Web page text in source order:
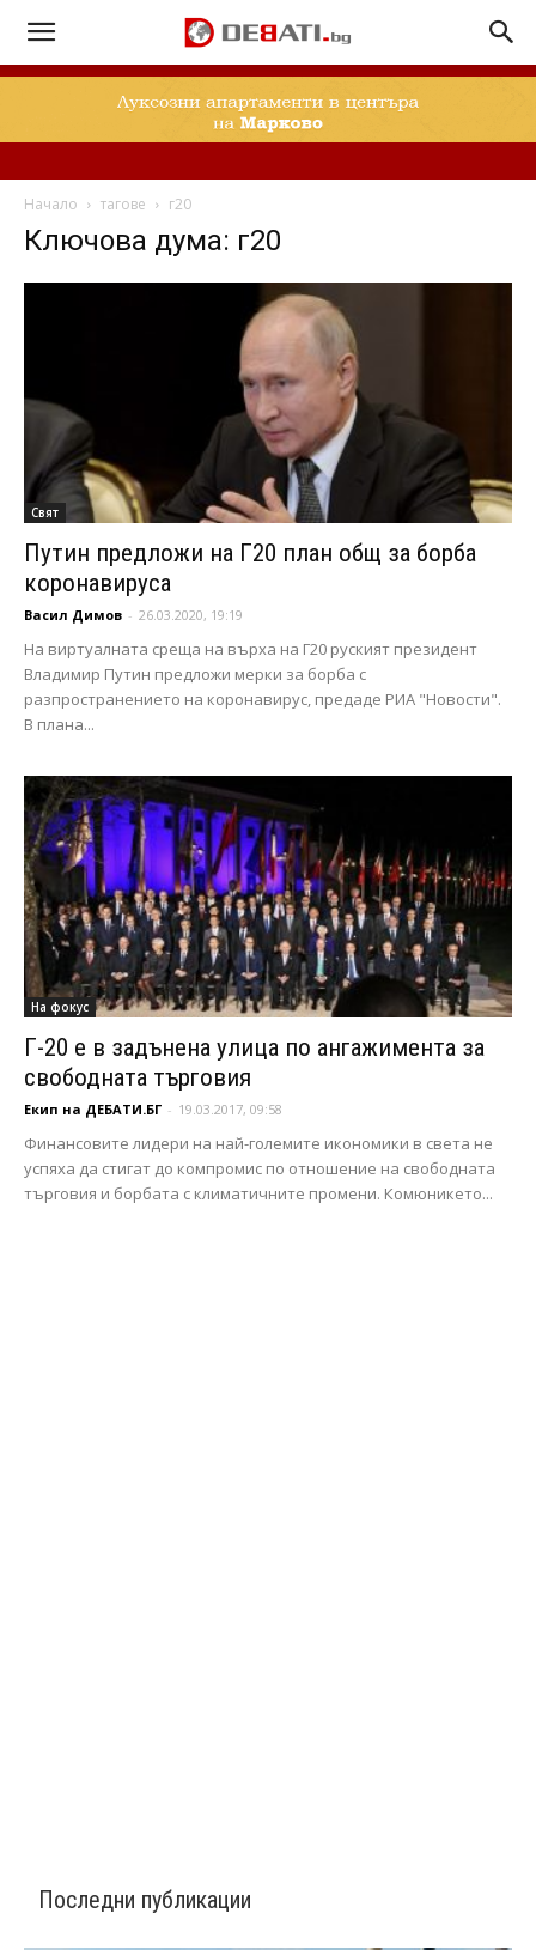
Начало тагове г20
Ключова дума: г20
Свят
Путин предложи на Г20 план общ за борба
коронавируса
Васил Димов - 26.03.2020, 19:19
На виртуалната среща на върха на Г20 руският президент
Владимир Путин предложи мерки за борба с
разпространението на коронавирус, предаде РИА "Новости".
В плана...
На фокус
Г-20 е в задънена улица по ангажимента за
свободната търговия
Екип на ДЕБАТИ.БГ - 19.03.2017, 09:58
Финансовите лидери на най-големите икономики в света не
успяха да стигат до компромис по отношение на свободната
търговия и борбата с климатичните промени. Комюникето...
Последни публикации